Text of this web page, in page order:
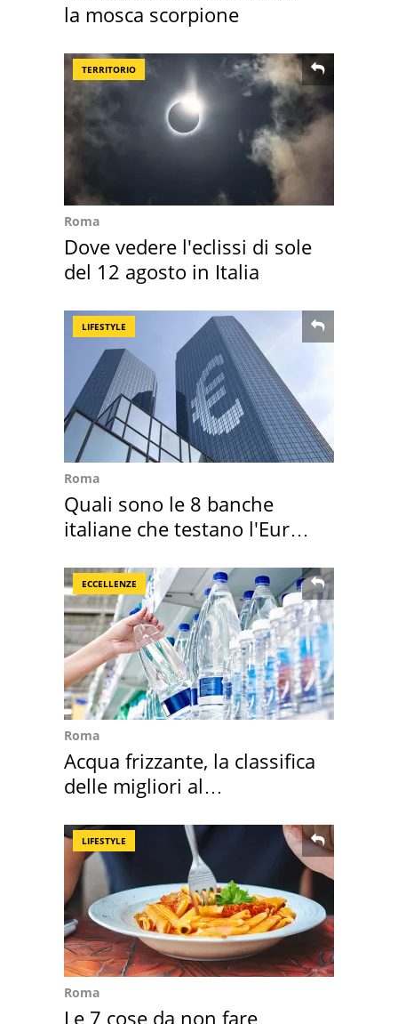
la mosca scorpione
TERRITORIO
Roma
Dove vedere l'eclissi di sole
del 12 agosto in Italia
LIFESTYLE
Roma
Quali sono le 8 banche
italiane che testano l'Euro
ECCELLENZE
Roma
Acqua frizzante, la classifica
delle migliori al
LIFESTYLE
Roma
Le 7 cose da non fare